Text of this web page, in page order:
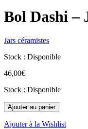
Bol Dashi –
Jars céramistes
Stock : Disponible
46,00€
Stock : Disponible
Ajouter au panier
Ajouter à la Wishlist